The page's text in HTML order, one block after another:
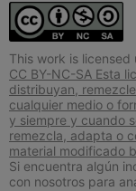
This work is
CC BY-NC-SA Esta
distribuyan,
cualquier medio o
y siempre y cuando
remezcla, adapta o
material modificado
Si encuentra algún
con nosotros para